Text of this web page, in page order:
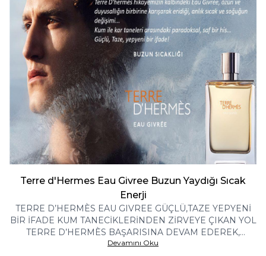
Terre d'Hermes Eau Givree Buzun Yaydığı Sıcak
Enerji
TERRE D’HERMÈS EAU GIVREE GÜÇLÜ,TAZE YEPYENİ
BİR İFADE KUM TANECİKLERİNDEN ZİRVEYE ÇIKAN YOL
TERRE D’HERMÈS BAŞARISINA DEVAM EDEREK,
BÜYÜMEYE DEVAM EDİYOR...
Devamını Oku